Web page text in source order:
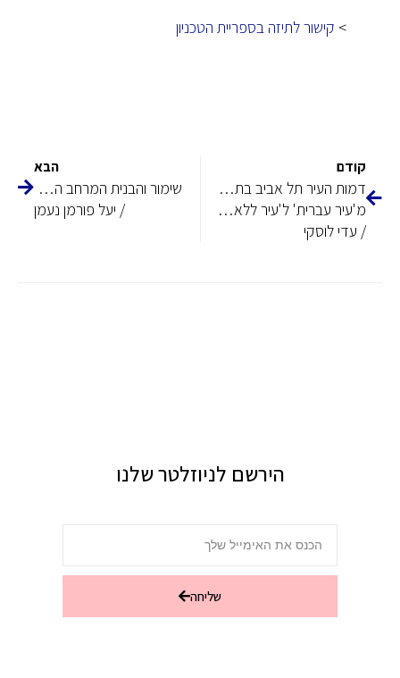
> קישור לתיזה בספריית הטכניון
קודם
דמות העיר תל אביב בתכנון אדריכלי־אורבני ובקולנוע הישראלי בשנות ה־80 וה־90
מ'עיר עברית' ל'עיר ללא הפסקה'
/ עדי לוסקי
הבא
שימור והבנית המרחב הלאומי 1948–1967 : מקרה המבחן של עכו העתיקה
/ יעל פורמן נעמן
הירשם לניוזלטר שלנו
שליחה